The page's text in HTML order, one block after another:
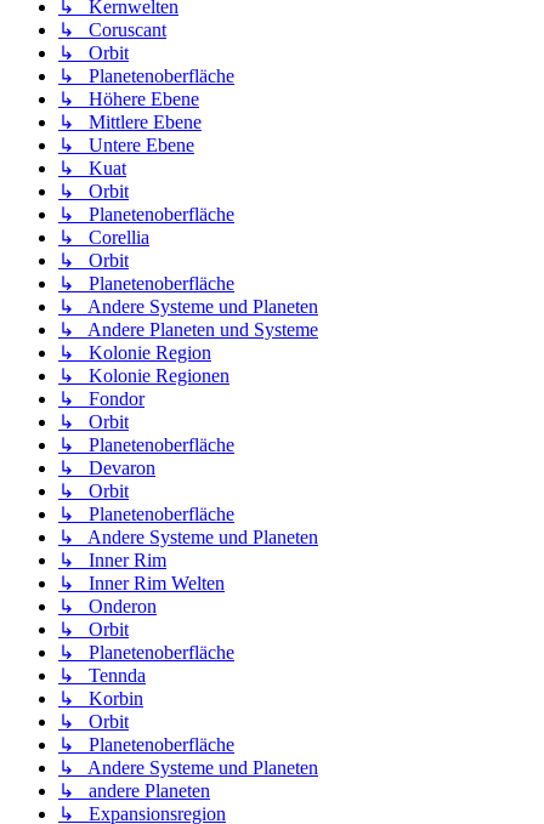
↳ Kernwelten
↳ Coruscant
↳ Orbit
↳ Planetenoberfläche
↳ Höhere Ebene
↳ Mittlere Ebene
↳ Untere Ebene
↳ Kuat
↳ Orbit
↳ Planetenoberfläche
↳ Corellia
↳ Orbit
↳ Planetenoberfläche
↳ Andere Systeme und Planeten
↳ Andere Planeten und Systeme
↳ Kolonie Region
↳ Kolonie Regionen
↳ Fondor
↳ Orbit
↳ Planetenoberfläche
↳ Devaron
↳ Orbit
↳ Planetenoberfläche
↳ Andere Systeme und Planeten
↳ Inner Rim
↳ Inner Rim Welten
↳ Onderon
↳ Orbit
↳ Planetenoberfläche
↳ Tennda
↳ Korbin
↳ Orbit
↳ Planetenoberfläche
↳ Andere Systeme und Planeten
↳ andere Planeten
↳ Expansionsregion